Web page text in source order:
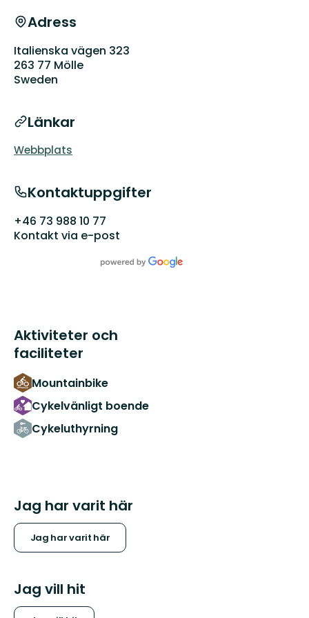
Adress
Italienska vägen 323
263 77 Mölle
Sweden
Länkar
Webbplats
Kontaktuppgifter
+46 73 988 10 77
Kontakt via e-post
Aktiviteter och
faciliteter
Mountainbike
Cykelvänligt boende
Cykeluthyrning
Jag har varit här
Jag har varit här
Jag vill hit